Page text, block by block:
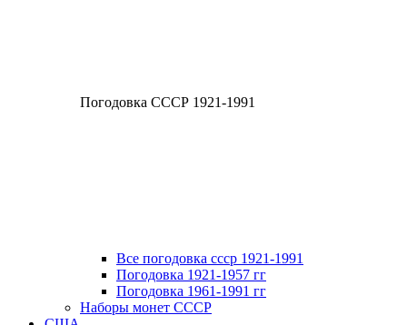
Погодовка СССР 1921-1991
Все погодовка ссср 1921-1991
Погодовка 1921-1957 гг
Погодовка 1961-1991 гг
Наборы монет СССР